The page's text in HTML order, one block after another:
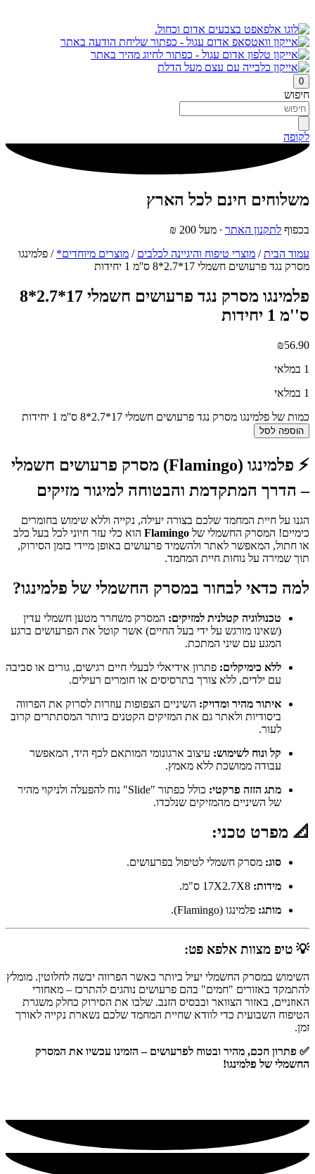
0
חיפוש
לקופה
משלוחים חינם לכל הארץ
בכפוף לתקנון האתר ∙ מעל 200 ₪
עמוד הבית/ מוצרי טיפוח והיגיינה לכלבים / מוצרים מיוחדים* / פלמינגו
מסרק נגד פרעושים חשמלי 17*2.7*8 ס''מ 1 יחידות
פלמינגו מסרק נגד פרעושים חשמלי 17*2.7*8
ס''מ 1 יחידות
₪56.90
1 במלאי
1 במלאי
כמות של פלמינגו מסרק נגד פרעושים חשמלי 17*2.7*8 ס''מ 1 יחידות
הוספה לסל
⚡ פלמינגו (Flamingo) מסרק פרעושים חשמלי
– הדרך המתקדמת והבטוחה למיגור מזיקים
הגנו על חיית המחמד שלכם בצורה יעילה, נקייה וללא שימוש בחומרים
כימיים! המסרק החשמלי של Flamingo הוא כלי עזר חיוני לכל בעל כלב
או חתול, המאפשר לאתר ולהשמיד פרעושים באופן מיידי בזמן הסירוק,
תוך שמירה על נוחות חיית המחמד.
למה כדאי לבחור במסרק החשמלי של פלמינגו?
טכנולוגיה קטלנית למזיקים: המסרק משחרר מטען חשמלי עדין
(שאינו מורגש על ידי בעל החיים) אשר קוטל את הפרעושים ברגע
המגע עם שיני המתכת.
ללא כימיקלים: פתרון אידיאלי לבעלי חיים רגישים, גורים או סביבה
עם ילדים, ללא צורך בתרסיסים או חומרים רעילים.
איתור מהיר ומדויק: השיניים הצפופות עוזרות לסרוק את הפרווה
ביסודיות ולאתר גם את המזיקים הקטנים ביותר המסתתרים קרוב
לעור.
קל ונוח לשימוש: עיצוב ארגונומי המותאם לכף היד, המאפשר
עבודה ממושכת ללא מאמץ.
מתג הזזה פרקטי:
כולל כפתור "Slide" נוח להפעלה ולניקוי מהיר
של השיניים מהמזיקים שנלכדו.
📐 מפרט טכני:
סוג: מסרק חשמלי לטיפול בפרעושים.
מידות:
מותג: פלמינגו (Flamingo).
💡 טיפ מצוות אלפא פט:
השימוש במסרק החשמלי יעיל ביותר כאשר הפרווה יבשה לחלוטין. מומלץ
להתמקד באזורים "חמים" בהם פרעושים נוהגים להתרכז – מאחורי
האוזניים, באזור הצוואר ובבסיס הזנב. שלבו את הסירוק כחלק משגרת
הטיפוח השבועית כדי לוודא שחיית המחמד שלכם נשארת נקייה לאורך
זמן.
✅ פתרון חכם, מהיר ובטוח לפרעושים – הזמינו עכשיו את המסרק
החשמלי של פלמינגו!